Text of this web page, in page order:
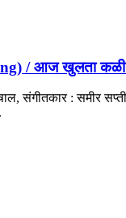
/ आज खुलता कळी
संगीतकार : समीर